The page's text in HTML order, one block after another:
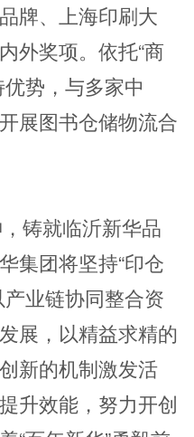
牌、上海印刷大
外奖项。依托“商
势，与多家中
展图书仓储物流合
铸就临沂新华品
集团将坚持“印仓
业链协同整合资
展，以精益求精的
新的机制激发活
升效能，努力开创